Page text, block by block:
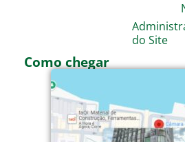
do Site
Como chegar